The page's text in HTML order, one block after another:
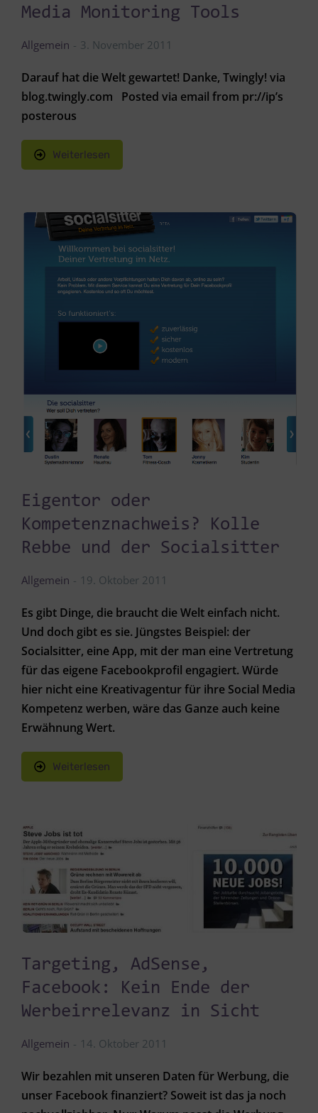
Media Monitoring Tools
Allgemein 3. November 2011
Darauf hat die Welt gewartet! Danke, Twingly! via
blog.twingly.com Posted via email from pr://ip’s
posterous
Weiterlesen
Eigentor oder
Kompetenznachweis? Kolle
Rebbe und der Socialsitter
Allgemein 19. Oktober 2011
Es gibt Dinge, die braucht die Welt einfach nicht.
Und doch gibt es sie. Jüngstes Beispiel: der
Socialsitter, eine App, mit der man eine Vertretung
für das eigene Facebookprofil engagiert. Würde
hier nicht eine Kreativagentur für ihre Social Media
Kompetenz werben, wäre das Ganze auch keine
Erwähnung Wert.
Weiterlesen
Targeting, AdSense,
Facebook: Kein Ende der
Werbeirrelevanz in Sicht
Allgemein 14. Oktober 2011
Wir bezahlen mit unseren Daten für Werbung, die
unser Facebook finanziert? Soweit ist das ja noch